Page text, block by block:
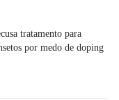
tratamento para
por medo de doping